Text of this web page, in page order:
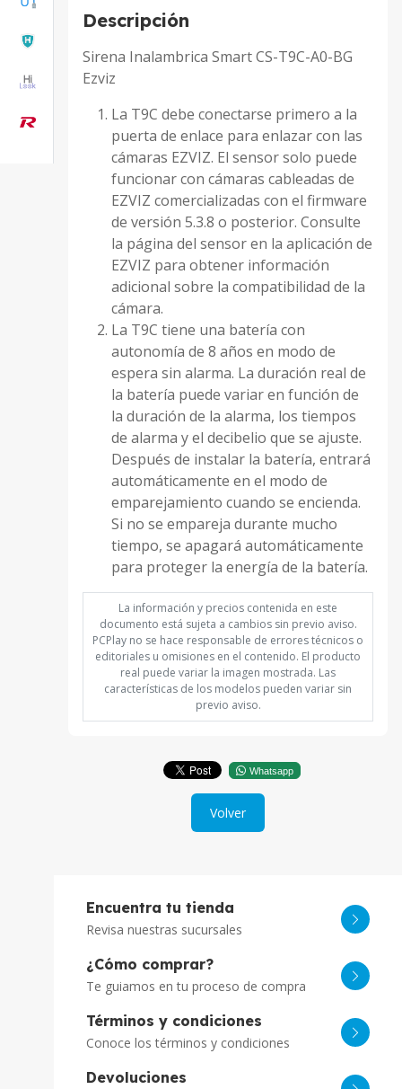
Descripción
Sirena Inalambrica Smart CS-T9C-A0-BG
Ezviz
La T9C debe conectarse primero a la
puerta de enlace para enlazar con las
cámaras EZVIZ. El sensor solo puede
funcionar con cámaras cableadas de
EZVIZ comercializadas con el firmware
de versión 5.3.8 o posterior. Consulte
la página del sensor en la aplicación de
EZVIZ para obtener información
adicional sobre la compatibilidad de la
cámara.
La T9C tiene una batería con
autonomía de 8 años en modo de
espera sin alarma. La duración real de
la batería puede variar en función de
la duración de la alarma, los tiempos
de alarma y el decibelio que se ajuste.
Después de instalar la batería, entrará
automáticamente en el modo de
emparejamiento cuando se encienda.
Si no se empareja durante mucho
tiempo, se apagará automáticamente
para proteger la energía de la batería.
La información y precios contenida en este
documento está sujeta a cambios sin previo aviso.
PCPlay no se hace responsable de errores técnicos o
editoriales u omisiones en el contenido. El producto
real puede variar la imagen mostrada. Las
características de los modelos pueden variar sin
previo aviso.
Whatsapp
Volver
Encuentra tu tienda
Revisa nuestras sucursales
¿Cómo comprar?
Te guiamos en tu proceso de compra
Términos y condiciones
Conoce los términos y condiciones
Devoluciones